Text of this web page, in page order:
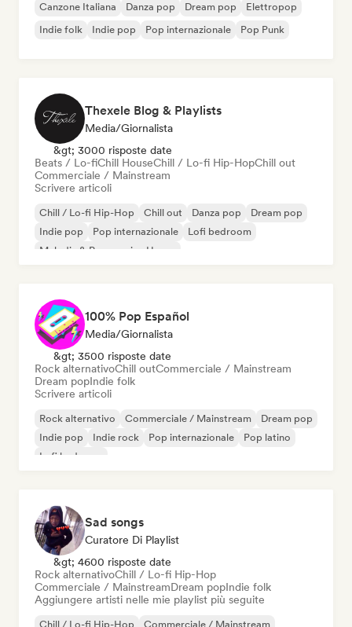
Canzone Italiana Danza pop Dream pop
Elettropop
Indie folk
Indie pop Pop internazionale Pop Punk
Thexele Blog & Playlists
Media/Giornalista
&gt; 3000 risposte date
Beats / Lo-fiChill HouseChill / Lo-fi Hip-HopChill out
Commerciale / Mainstream
Scrivere articoli
Chill / Lo-fi Hip-Hop Chill out Danza pop
Dream pop
Indie pop
Pop internazionale
Lofi bedroom
Melodic & Progressive House
100% Pop Español
Media/Giornalista
&gt; 3500 risposte date
Rock alternativoChill outCommerciale / Mainstream
Dream popIndie folk
Scrivere articoli
Rock alternativo Commerciale / Mainstream
Dream pop
Indie pop
Indie rock Pop internazionale
Pop latino
Lofi bedroom
Sad songs
Curatore Di Playlist
&gt; 4600 risposte date
Rock alternativoChill / Lo-fi Hip-Hop
Commerciale / MainstreamDream popIndie folk
Aggiungere artisti nelle mie playlist più seguite
Chill / Lo-fi Hip-Hop Commerciale / Mainstream